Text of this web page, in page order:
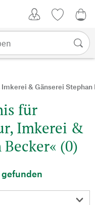
& Gänserei Stephan
für
Imkerei &
(0)